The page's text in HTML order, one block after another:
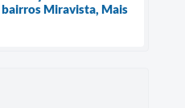
Miravista, Mais